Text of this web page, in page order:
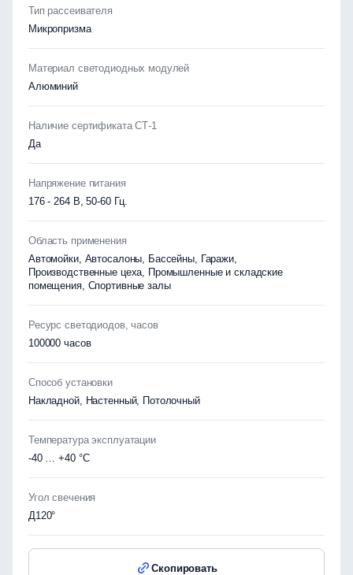
Тип рассеивателя
Микропризма
Материал светодиодных модулей
Алюминий
Наличие сертификата СТ-1
Да
Напряжение питания
176 - 264 В, 50-60 Гц.
Область применения
Автомойки, Автосалоны, Бассейны, Гаражи,
Производственные цеха, Промышленные и складские
помещения, Спортивные залы
Ресурс светодиодов, часов
100000 часов
Способ установки
Накладной, Настенный, Потолочный
Температура эксплуатации
-40 … +40 °C
Угол свечения
Д120°
Скопировать